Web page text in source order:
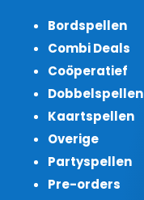
Bordspellen
Combi Deals
Coöperatief
Dobbelspellen
Kaartspellen
Overige
Partyspellen
Pre-orders